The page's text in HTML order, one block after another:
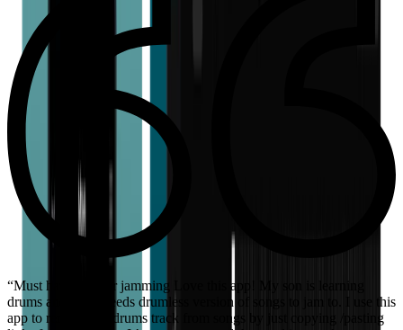
“The Best for rehearsal It works exactly as it claims. Been playing
music for 20 years and I’ve never used anything like it ever. It’s
amazing.”